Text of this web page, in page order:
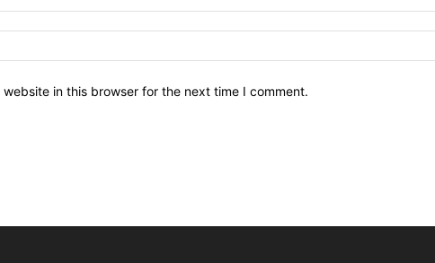
website in this browser for the next time I comment.